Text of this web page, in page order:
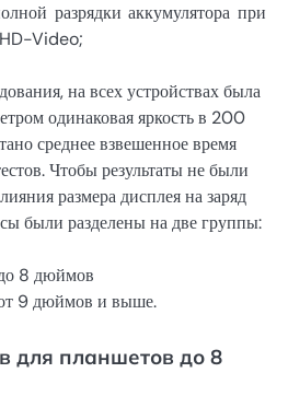
разрядки аккумулятора при
Video;
на всех устройствах была
одинаковая яркость в 200
среднее взвешенное время
Чтобы результаты не были
размера дисплея на заряд
были разделены на две группы:
8 дюймов
9 дюймов и выше.
для планшетов до 8